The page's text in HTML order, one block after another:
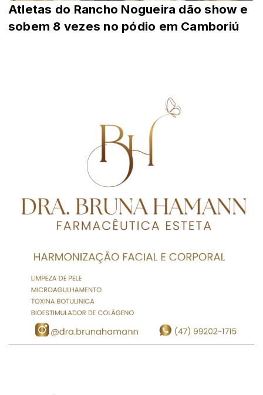
Atletas do Rancho Nogueira dão show e
sobem 8 vezes no pódio em Camboriú